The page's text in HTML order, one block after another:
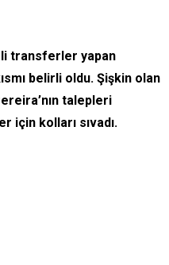
transferler yapan
belirli oldu. Şişkin olan
talepleri
için kolları sıvadı.